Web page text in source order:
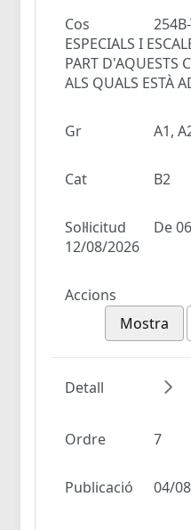
Cos
ESPECIALS I
PART D'AQUESTS
ALS QUALS ESTÀ
Gr A1,
Cat B2
Sol·licitud
De
12/08/2026
Accions
Mostra
Detall
Ordre 7
Publicació 04/